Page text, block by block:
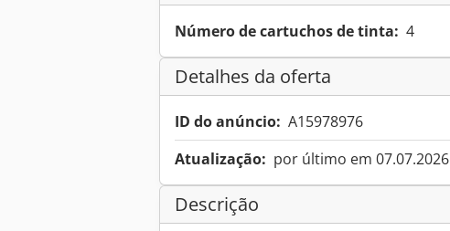
Número de cartuchos de tinta: 4
Detalhes da oferta
ID do anúncio: A15978976
Atualização: por último em 07.07.2026
Descrição